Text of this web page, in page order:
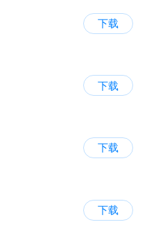
下载
下载
下载
下载